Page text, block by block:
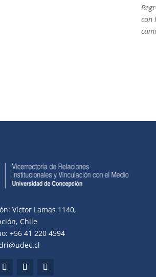
con
Víctor Lamas 1140,
Chile
+56 41 220 4594